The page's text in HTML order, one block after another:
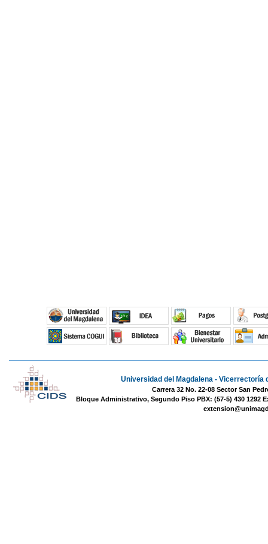
Universidad del Magdalena - Vicerrectoría
Carrera 32 No. 22-08 Sector San
Bloque Administrativo, Segundo Piso PBX: (57-5) 430 1292